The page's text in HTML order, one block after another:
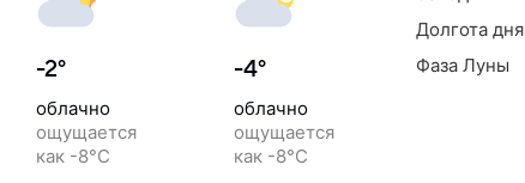
-2°
облачно
ощущается
как -8°C
-4°
облачно
ощущается
как -8°C
Долгота дня
Фаза Луны